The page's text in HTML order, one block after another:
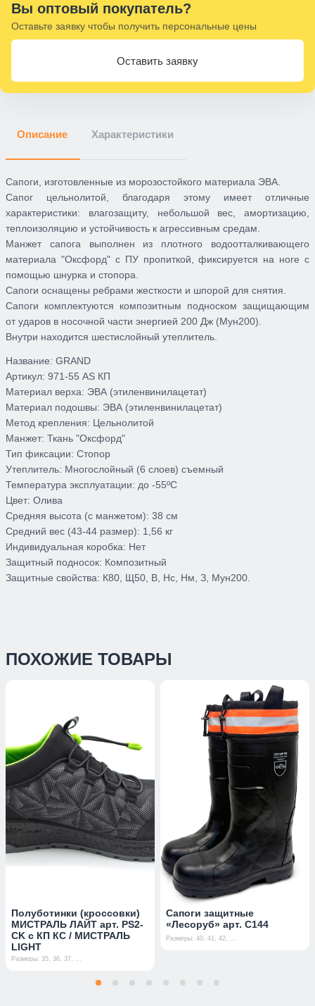
Вы оптовый покупатель?
Оставьте заявку чтобы получить персональные цены
Оставить заявку
Описание Характеристики
Сапоги, изготовленные из морозостойкого материала ЭВА.
Сапог цельнолитой, благодаря этому имеет отличные
характеристики: влагозащиту, небольшой вес, амортизацию,
теплоизоляцию и устойчивость к агрессивным средам.
Манжет сапога выполнен из плотного водоотталкивающего
материала "Оксфорд" с ПУ пропиткой, фиксируется на ноге с
помощью шнурка и стопора.
Сапоги оснащены ребрами жесткости и шпорой для снятия.
Сапоги комплектуются композитным подноском защищающим
от ударов в носочной части энергией 200 Дж (Мун200).
Внутри находится шестислойный утеплитель.
Название: GRAND
Артикул: 971-55 AS КП
Материал верха: ЭВА (этиленвинилацетат)
Материал подошвы: ЭВА (этиленвинилацетат)
Метод крепления: Цельнолитой
Манжет: Ткань "Оксфорд"
Тип фиксации: Стопор
Утеплитель: Многослойный (6 слоев) съемный
Температура эксплуатации: до -55ºС
Цвет: Олива
Средняя высота (с манжетом): 38 см
Средний вес (43-44 размер): 1,56 кг
Индивидуальная коробка: Нет
Защитный подносок: Композитный
Защитные свойства: К80, Щ50, В, Нс, Нм, З, Мун200.
ПОХОЖИЕ ТОВАРЫ
Полуботинки (кроссовки)
МИСТРАЛЬ ЛАЙТ арт. PS2-
CK с КП КС / МИСТРАЛЬ
LIGHT
Размеры: 35, 36, 37, ...
Сапоги защитные
«Лесоруб» арт. С144
Размеры: 40, 41, 42, ...